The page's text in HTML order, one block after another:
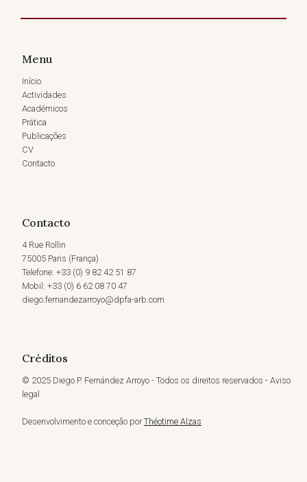
Menu
Início
Actividades
Académicos
Prática
Publicações
CV
Contacto
Contacto
4 Rue Rollin
75005 Paris (França)
Telefone: +33 (0) 9 82 42 51 87
Mobil: +33 (0) 6 62 08 70 47
diego.fernandezarroyo@dpfa-arb.com
Créditos
© 2025 Diego P. Fernández Arroyo - Todos os direitos reservados - Aviso
legal
Desenvolvimento e conceção porThéotime Alzas